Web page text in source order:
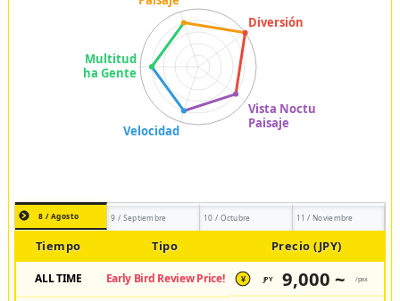
8 / Agosto 9 / Septiembre 10 / Octubre 11 / Noviembre
Tiempo Tipo Precio (JPY)
ALL TIME Early Bird Review Price! ¥ JPY 9,000 ~ /pax